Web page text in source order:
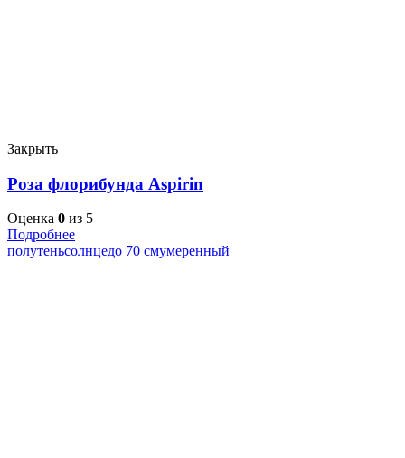
Закрыть
Роза флорибунда Aspirin
Оценка 0 из 5
Подробнее
полутеньсолнцедо 70 смумеренный